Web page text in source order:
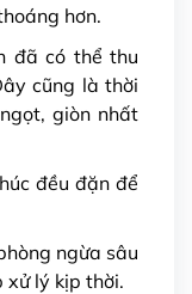
hơn.
đã có thể thu
cũng là thời
giòn nhất
đều đặn để
ngừa sâu
xử lý kịp thời.